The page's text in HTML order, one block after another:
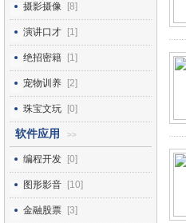
摄影摄像 [8]
演讲口才 [1]
绝招密籍 [1]
宠物训养 [2]
珠宝文玩 [0]
软件应用 >>
编程开发 [0]
图形影音 [10]
金融股票 [3]